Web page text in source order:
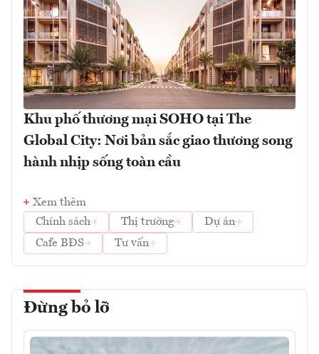
Khu phố thương mại SOHO tại The
Global City: Nơi bản sắc giao thương song
hành nhịp sống toàn cầu
Xem thêm
Chính sách
Thị trường
Dự án
Cafe BĐS
Tư vấn
Đừng bỏ lỡ